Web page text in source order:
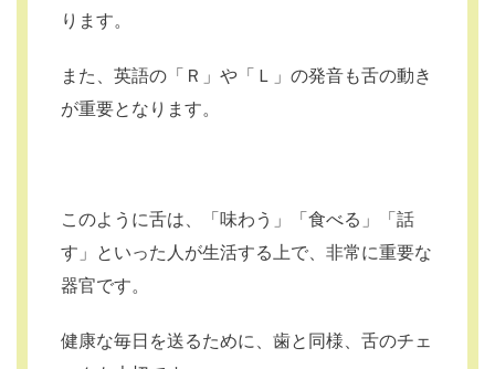
ります。
また、英語の「Ｒ」や「Ｌ」の発音も舌の動き
が重要となります。
このように舌は、「味わう」「食べる」「話
す」といった人が生活する上で、非常に重要な
器官です。
健康な毎日を送るために、歯と同様、舌のチェ